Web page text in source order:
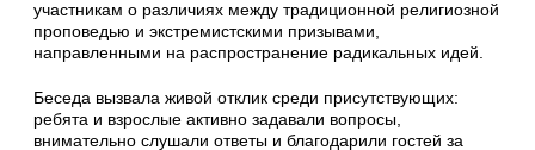
участникам о различиях между традиционной религиозной
проповедью и экстремистскими призывами,
направленными на распространение радикальных идей.
Беседа вызвала живой отклик среди присутствующих:
ребята и взрослые активно задавали вопросы,
внимательно слушали ответы и благодарили гостей за